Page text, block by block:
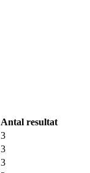
Antal resultat
3
3
3